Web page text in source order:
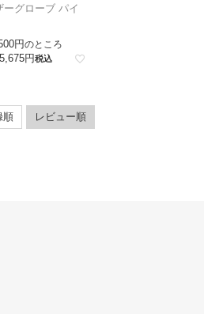
ーグローブ パイ
のところ
税込
順 レビュー順